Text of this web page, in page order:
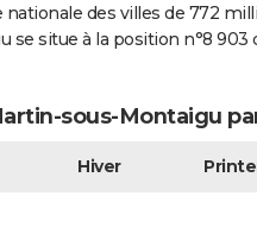
des villes de 772
se situe à la position n°8 903
sous-Montaigu
Hiver